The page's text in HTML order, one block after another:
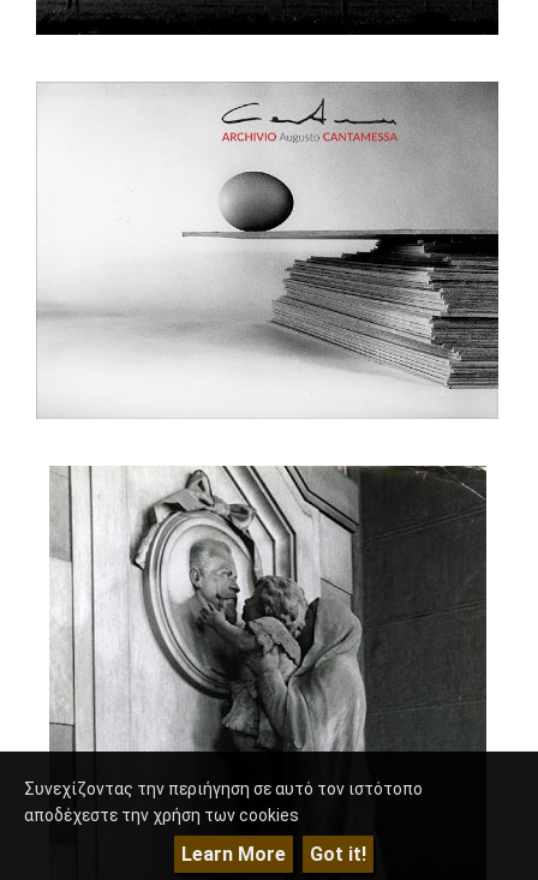
Συνεχίζοντας την περιήγηση σε αυτό τον ιστότοπο
αποδέχεστε την χρήση των cookies
Learn More Got it!